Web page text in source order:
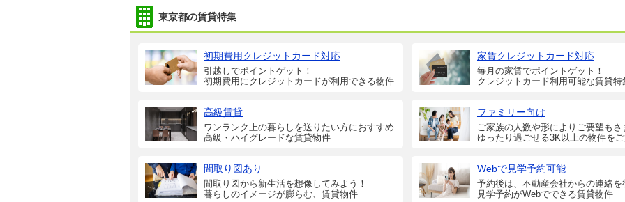
東京都の賃貸特集
初期費用クレジットカード対応
引越しでポイントゲット！
初期費用にクレジットカードが利用できる物件
家賃クレジットカード対応
毎月の家賃でポイントゲット！
クレジットカード利用可能な賃貸特
高級賃貸
ワンランク上の暮らしを送りたい方におすすめ
高級・ハイグレードな賃貸物件
ファミリー向け
ご家族の人数や形によりご要望もさ
ゆったり過ごせる3K以上の物件を
間取り図あり
間取り図から新生活を想像してみよう！
暮らしのイメージが膨らむ、賃貸物件
Webで見学予約可能
予約後は、不動産会社からの連絡を
見学予約がWebでできる賃貸物件